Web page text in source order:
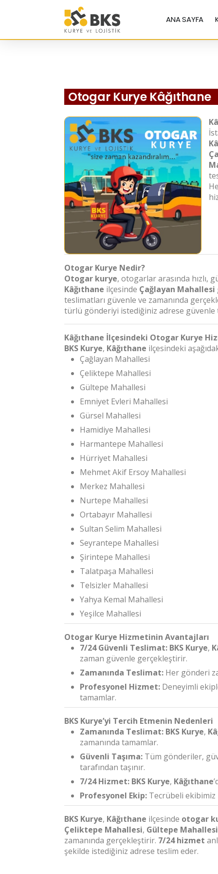
ANA SAYFA
Otogar Kurye Kâğıthane
Otogar Kurye Nedir?
Otogar kurye, otogarlar arasında hızlı,
Kâğıthane ilçesinde Çağlayan Mahallesi
teslimatları güvenle ve zamanında
türlü gönderiyi istediğiniz adrese güvenle
Kâğıthane İlçesindeki Otogar Kurye
BKS Kurye, Kâğıthane ilçesindeki
Çağlayan Mahallesi
Çeliktepe Mahallesi
Gültepe Mahallesi
Emniyet Evleri Mahallesi
Gürsel Mahallesi
Hamidiye Mahallesi
Harmantepe Mahallesi
Hürriyet Mahallesi
Mehmet Akif Ersoy Mahallesi
Merkez Mahallesi
Nurtepe Mahallesi
Ortabayır Mahallesi
Sultan Selim Mahallesi
Seyrantepe Mahallesi
Şirintepe Mahallesi
Talatpaşa Mahallesi
Telsizler Mahallesi
Yahya Kemal Mahallesi
Yeşilce Mahallesi
Otogar Kurye Hizmetinin Avantajları
7/24 Güvenli Teslimat: BKS Kurye,
zaman güvenle gerçekleştirir.
Zamanında Teslimat: Her gönderi
Profesyonel Hizmet: Deneyimli
tamamlar.
BKS Kurye’yi Tercih Etmenin Nedenleri
Zamanında Teslimat: BKS Kurye,
zamanında tamamlar.
Güvenli Taşıma: Tüm gönderiler,
tarafından taşınır.
7/24 Hizmet: BKS Kurye, Kâğıthane
Profesyonel Ekip: Tecrübeli ekibimiz
BKS Kurye, Kâğıthane ilçesinde otogar
Çeliktepe Mahallesi, Gültepe Mahallesi
zamanında gerçekleştirir. 7/24 hizmet
şekilde istediğiniz adrese teslim eder.